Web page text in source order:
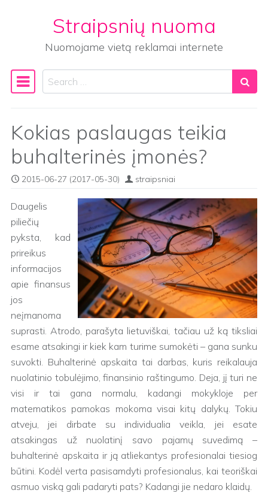
Straipsnių nuoma
Nuomojame vietą reklamai internete
Main Navigation
Search
Kokias paslaugas teikia
buhalterinės įmonės?
2015-06-27 (2017-05-30) straipsniai
Daugelis
piliečių
pyksta, kad
prireikus
informacijos
apie finansus
jos
neįmanoma
suprasti. Atrodo, parašyta lietuviškai, tačiau už ką tiksliai
esame atsakingi ir kiek kam turime sumokėti – gana sunku
suvokti. Buhalterinė apskaita tai darbas, kuris reikalauja
nuolatinio tobulėjimo, finansinio raštingumo. Deja, jį turi ne
visi ir tai gana normalu, kadangi mokykloje per
matematikos pamokas mokoma visai kitų dalykų. Tokiu
atveju, jei dirbate su individualia veikla, jei esate
atsakingas už nuolatinį savo pajamų suvedimą –
buhalterinė apskaita ir ją atliekantys profesionalai tiesiog
būtini. Kodėl verta pasisamdyti profesionalus, kai teoriškai
asmuo viską gali padaryti pats? Kadangi jie nedaro klaidų.